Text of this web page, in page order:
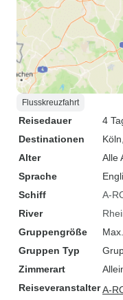
Flusskreuzfahrt
Reisedauer
4
Destinationen
Köln
Alter
Alle
Sprache
Schiff
A-
River
Gruppengröße
Gruppen Typ
Zimmerart
ReiseveranstalterA-